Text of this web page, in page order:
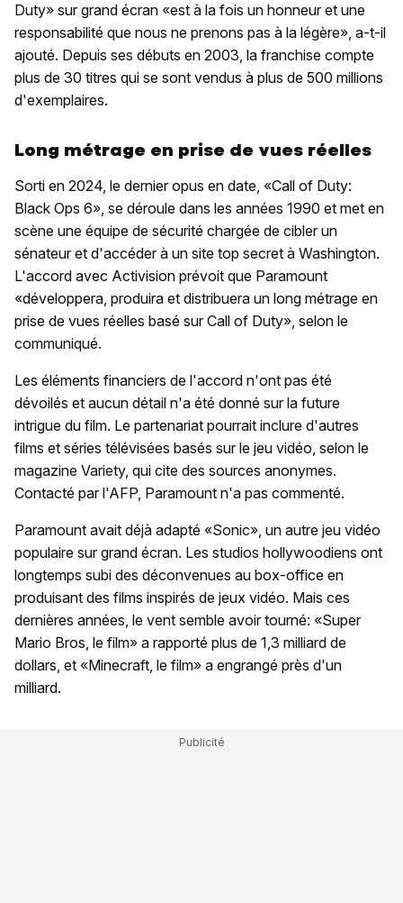
Duty» sur grand écran «est à la fois un honneur et une
responsabilité que nous ne prenons pas à la légère», a-t-il
ajouté. Depuis ses débuts en 2003, la franchise compte
plus de 30 titres qui se sont vendus à plus de 500 millions
d'exemplaires.
Long métrage en prise de vues réelles
Sorti en 2024, le dernier opus en date, «Call of Duty:
Black Ops 6», se déroule dans les années 1990 et met en
scène une équipe de sécurité chargée de cibler un
sénateur et d'accéder à un site top secret à Washington.
L'accord avec Activision prévoit que Paramount
«développera, produira et distribuera un long métrage en
prise de vues réelles basé sur Call of Duty», selon le
communiqué.
Les éléments financiers de l'accord n'ont pas été
dévoilés et aucun détail n'a été donné sur la future
intrigue du film. Le partenariat pourrait inclure d'autres
films et séries télévisées basés sur le jeu vidéo, selon le
magazine Variety, qui cite des sources anonymes.
Contacté par l'AFP, Paramount n'a pas commenté.
Paramount avait déjà adapté «Sonic», un autre jeu vidéo
populaire sur grand écran. Les studios hollywoodiens ont
longtemps subi des déconvenues au box-office en
produisant des films inspirés de jeux vidéo. Mais ces
dernières années, le vent semble avoir tourné: «Super
Mario Bros, le film» a rapporté plus de 1,3 milliard de
dollars, et «Minecraft, le film» a engrangé près d'un
milliard.